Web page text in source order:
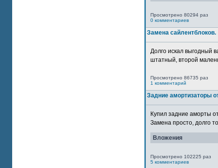
Просмотрено 80294 раз
0 комментариев
Замена сайлентблоков.
Долго искал выгодный
штатный, второй
Просмотрено 86735 раз
1 комментарий
Задние амортизаторы
Купил задние аморты
Замена просто, долго
Вложения
Просмотрено 102225 раз
5 комментариев